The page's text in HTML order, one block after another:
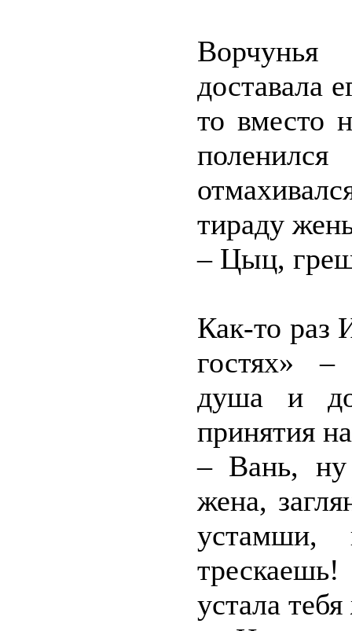
Ворчунья
доставала
то вместо
тираду
– Цыц,
Как-то раз
гостях» –
душа и
принятия
– Вань, ну
жена,
устала